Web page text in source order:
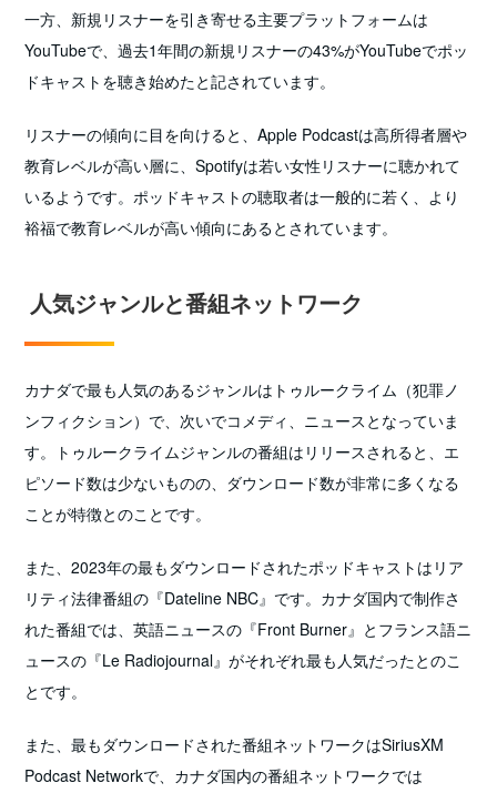
一方、新規リスナーを引き寄せる主要プラットフォームは
YouTubeで、過去1年間の新規リスナーの43%がYouTubeでポッ
ドキャストを聴き始めたと記されています。
リスナーの傾向に目を向けると、Apple Podcastは高所得者層や
教育レベルが高い層に、Spotifyは若い女性リスナーに聴かれて
いるようです。ポッドキャストの聴取者は一般的に若く、より
裕福で教育レベルが高い傾向にあるとされています。
人気ジャンルと番組ネットワーク
カナダで最も人気のあるジャンルはトゥルークライム（犯罪ノ
ンフィクション）で、次いでコメディ、ニュースとなっていま
す。トゥルークライムジャンルの番組はリリースされると、エ
ピソード数は少ないものの、ダウンロード数が非常に多くなる
ことが特徴とのことです。
また、2023年の最もダウンロードされたポッドキャストはリア
リティ法律番組の『Dateline NBC』です。カナダ国内で制作さ
れた番組では、英語ニュースの『Front Burner』とフランス語ニ
ュースの『Le Radiojournal』がそれぞれ最も人気だったとのこ
とです。
また、最もダウンロードされた番組ネットワークはSiriusXM
Podcast Networkで、カナダ国内の番組ネットワークでは